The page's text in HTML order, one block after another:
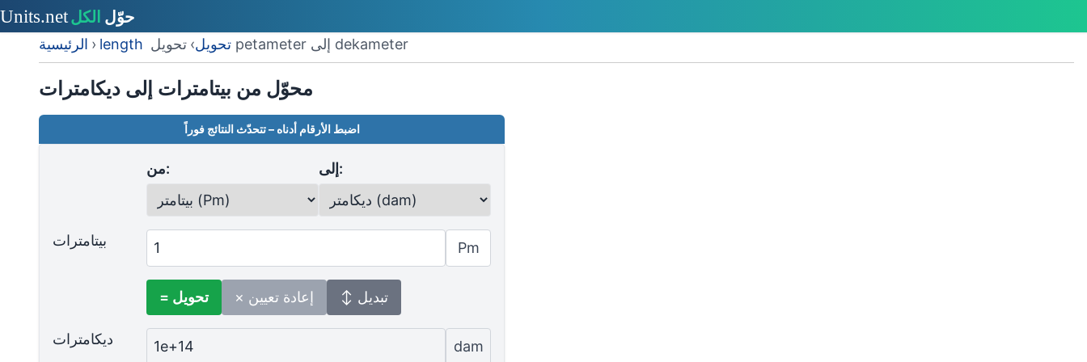
الرئيسية › length تحويل› تحويل petameter إلى dekameter
محوّل من بيتامترات إلى ديكامترات
اضبط الأرقام أدناه – تتحدّث النتائج فوراً
من: إلى:
بيتامترات Pm
= تحويل × إعادة تعيين ↕ تبديل
ديكامترات 1e+14 dam